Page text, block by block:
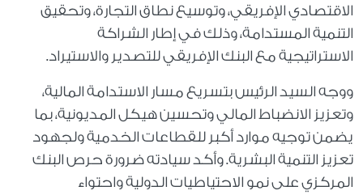
الاقتصادي الإفريقي، وتوسيع نطاق التجارة، وتحقيق
التنمية المستدامة، وذلك في إطار الشراكة
الاستراتيجية مع البنك الإفريقي للتصدير والاستيراد.
ووجه السيد الرئيس بتسريع مسار الاستدامة المالية،
وتعزيز الانضباط المالي وتحسين هيكل المديونية، بما
يضمن توجيه موارد أكبر للقطاعات الخدمية ولجهود
تعزيز التنمية البشرية. وأكد سيادته ضرورة حرص البنك
المركزي على نمو الاحتياطيات الدولية واحتواء